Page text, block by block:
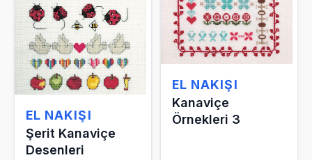
EL NAKIŞI
Şerit Kanaviçe
Desenleri
EL NAKIŞI
Kanaviçe
Örnekleri 3